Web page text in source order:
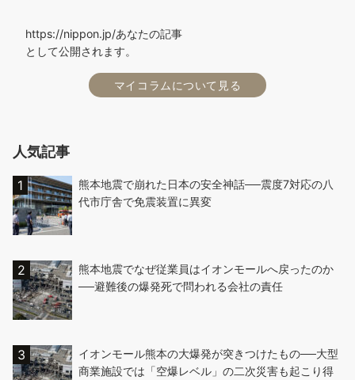
https://nippon.jp/あなたの記事
として公開されます。
マイコラムについて見る
人気記事
熊本地震で崩れた日本の安全神話──震度7対応の八
代市庁舎で免震装置に異変
熊本地震でなぜ従業員はイオンモールへ戻ったのか
──避難後の爆発死で問われる会社の責任
イオンモール熊本の大爆発が突きつけたもの──大型
商業施設では「空爆レベル」の二次災害も起こり得